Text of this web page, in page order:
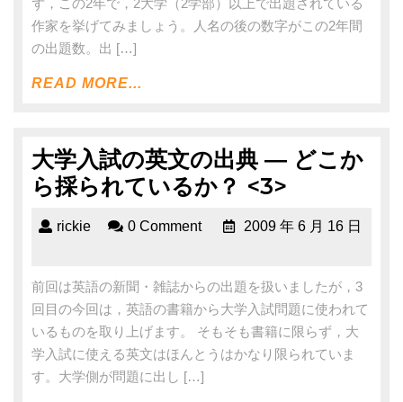
ず，この2年で，2大学（2学部）以上で出題されている
作家を挙げてみましょう。人名の後の数字がこの2年間
の出題数。出 […]
READ MORE...
大学入試の英文の出典 ― どこか
ら採られているか？ <3>
rickie 0 Comment 2009 年 6 月 16 日
前回は英語の新聞・雑誌からの出題を扱いましたが，3
回目の今回は，英語の書籍から大学入試問題に使われて
いるものを取り上げます。 そもそも書籍に限らず，大
学入試に使える英文はほんとうはかなり限られていま
す。大学側が問題に出し […]